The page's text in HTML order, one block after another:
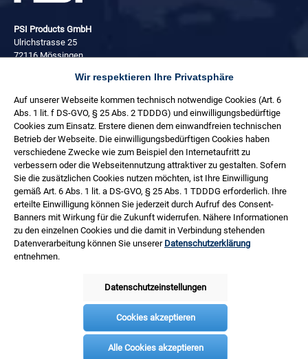
PSI Products GmbH
Ulrichstrasse 25
72116 Mössingen
Täglich:
08:00 - 17:00 Uhr
Freitag:
08:00 - 14:30 Uhr
Service
Informationen
Netzwerk
Bezahlen
* Alle Preise inkl. gesetzl. Mehrwertsteuer zzgl.Versandkosten
Wir respektieren Ihre Privatsphäre
Auf unserer Webseite kommen technisch notwendige Cookies (Art. 6
Abs. 1 lit. f DS-GVO, § 25 Abs. 2 TDDDG) und einwilligungsbedürftige
Cookies zum Einsatz. Erstere dienen dem einwandfreien technischen
Betrieb der Webseite. Die einwilligungsbedürftigen Cookies haben
verschiedene Zwecke wie zum Beispiel den Internetaufritt zu
verbessern oder die Webseitennutzung attraktiver zu gestalten. Sofern
Sie die zusätzlichen Cookies nutzen möchten, ist Ihre Einwilligung
gemäß Art. 6 Abs. 1 lit. a DS-GVO, § 25 Abs. 1 TDDDG erforderlich. Ihre
erteilte Einwilligung können Sie jederzeit durch Aufruf des Consent-
Banners mit Wirkung für die Zukunft widerrufen. Nähere Informationen
zu den einzelnen Cookies und die damit in Verbindung stehenden
Datenverarbeitung können Sie unserer Datenschutzerklärung
entnehmen.
Datenschutzeinstellungen
Cookies akzeptieren
Alle Cookies akzeptieren